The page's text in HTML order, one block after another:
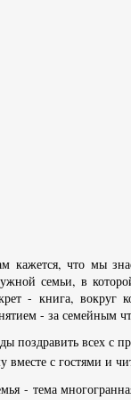
кажется, что мы
семьи, в
- книга, вокруг
- за семейным
поздравить всех с
вместе с гостями и
- тема